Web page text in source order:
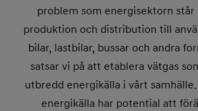
problem som energisektorn står
produktion och distribution till
bilar, lastbilar, bussar och andra
satsar vi på att etablera vätgas
utbredd energikälla i vårt
energikälla har potential att